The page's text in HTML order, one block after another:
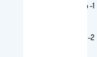
1- فسيولوجيا الأمراض
2- العلاجات الدوائية